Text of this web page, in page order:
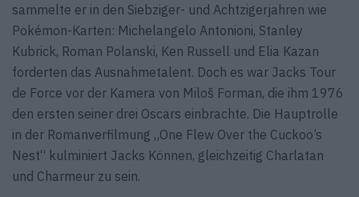
sammelte er in den Siebziger- und Achtzigerjahren wie
Pokémon-Karten: Michelangelo Antonioni, Stanley
Kubrick, Roman Polanski, Ken Russell und Elia Kazan
forderten das Ausnahmetalent. Doch es war Jacks Tour
de Force vor der Kamera von Miloš Forman, die ihm 1976
den ersten seiner drei Oscars einbrachte. Die Hauptrolle
in der Romanverfilmung „One Flew Over the Cuckoo’s
Nest“ kulminiert Jacks Können, gleichzeitig Charlatan
und Charmeur zu sein.